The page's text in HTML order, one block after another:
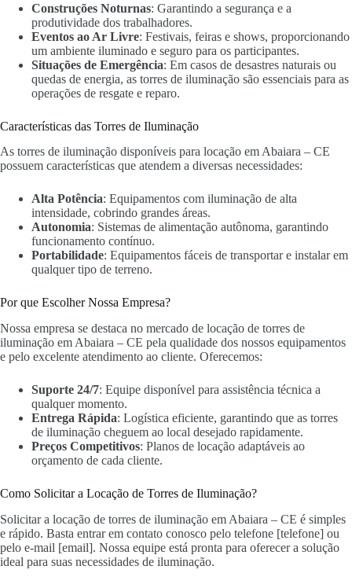
Construções Noturnas: Garantindo a segurança e a
produtividade dos trabalhadores.
Eventos ao Ar Livre: Festivais, feiras e shows, proporcionando
um ambiente iluminado e seguro para os participantes.
Situações de Emergência: Em casos de desastres naturais ou
quedas de energia, as torres de iluminação são essenciais para as
operações de resgate e reparo.
Características das Torres de Iluminação
As torres de iluminação disponíveis para locação em Abaiara – CE
possuem características que atendem a diversas necessidades:
Alta Potência: Equipamentos com iluminação de alta
intensidade, cobrindo grandes áreas.
Autonomia: Sistemas de alimentação autônoma, garantindo
funcionamento contínuo.
Portabilidade: Equipamentos fáceis de transportar e instalar em
qualquer tipo de terreno.
Por que Escolher Nossa Empresa?
Nossa empresa se destaca no mercado de locação de torres de
iluminação em Abaiara – CE pela qualidade dos nossos equipamentos
e pelo excelente atendimento ao cliente. Oferecemos:
Suporte 24/7: Equipe disponível para assistência técnica a
qualquer momento.
Entrega Rápida: Logística eficiente, garantindo que as torres
de iluminação cheguem ao local desejado rapidamente.
Preços Competitivos: Planos de locação adaptáveis ao
orçamento de cada cliente.
Como Solicitar a Locação de Torres de Iluminação?
Solicitar a locação de torres de iluminação em Abaiara – CE é simples
e rápido. Basta entrar em contato conosco pelo telefone [telefone] ou
pelo e-mail [email]. Nossa equipe está pronta para oferecer a solução
ideal para suas necessidades de iluminação.